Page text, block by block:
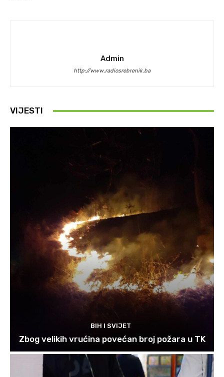
Admin
http://www.radiosrebrenik.ba
VIJESTI
BIH I SVIJET
Zbog velikih vrućina povećan broj požara u TK